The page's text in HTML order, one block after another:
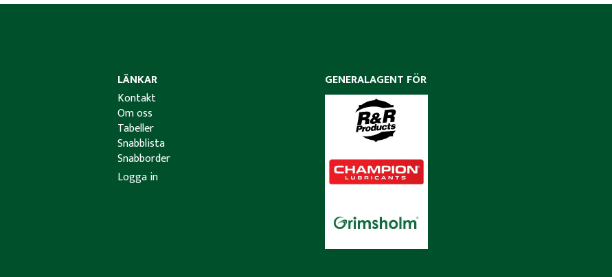
LÄNKAR
Kontakt
Om oss
Tabeller
Snabblista
Snabborder
Logga in
GENERALAGENT FÖR